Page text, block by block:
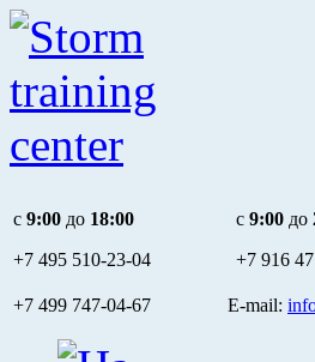
c 9:00 до 18:00
+7 495 510-23-04
c 9:00 до
+7 916
+7 499 747-04-67 E-mail: